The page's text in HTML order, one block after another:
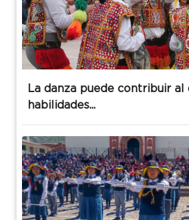
La danza puede contribuir
habilidades...